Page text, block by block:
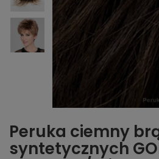
Peruka ciemny
syntetycznych